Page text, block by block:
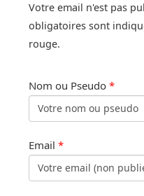
Votre email n'est pas
obligatoires sont
rouge.
Nom ou Pseudo *
Email *